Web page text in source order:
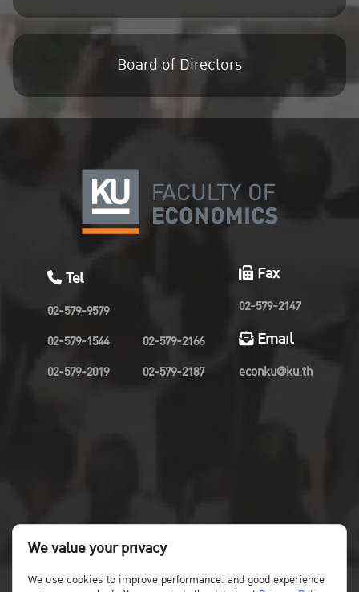
Board of Directors
Tel
02-579-9579
02-579-1544
02-579-2019
02-579-2166
02-579-2187
Fax
02-579-2147
Email
econku@ku.th
We value your privacy
We use cookies to improve performance. and good experience